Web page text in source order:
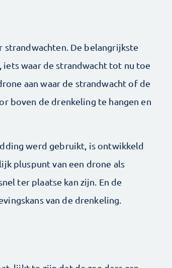
strandwachten. De belangrijkste
waar de strandwacht tot nu toe
aan waar de strandwacht of de
boven de drenkeling te hangen en
werd gebruikt, is ontwikkeld
pluspunt van een drone als
ter plaatse kan zijn. En de
van de drenkeling.